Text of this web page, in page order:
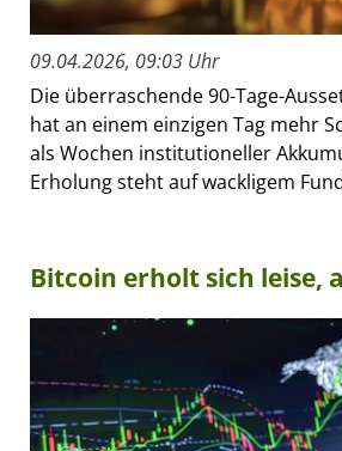
09.04.2026, 09:03 Uhr
Die überraschende 90-Tage-
hat an einem einzigen Tag mehr
als Wochen institutioneller
Erholung steht auf wackligem
Bitcoin erholt sich leise,